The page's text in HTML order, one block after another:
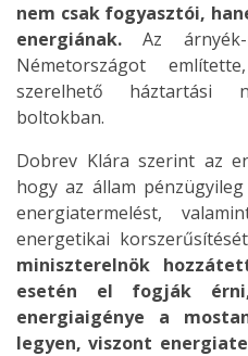
nem csak fogyasztói,
energiának. Az árnyék-
Németországot
szerelhető háztartási
boltokban.
Dobrev Klára szerint az
hogy az állam
energiatermelést,
energetikai
miniszterelnök
esetén el fogják
energiaigénye a
legyen, viszont